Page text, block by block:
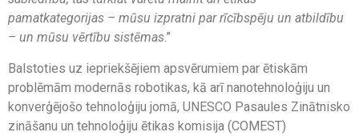
pamatkategorijas – mūsu izpratni par rīcībspēju un atbildību
– un mūsu vērtību sistēmas.”
Balstoties uz iepriekšējiem apsvērumiem par ētiskām
problēmām modernās robotikas, kā arī nanotehnoloģiju un
konverģējošo tehnoloģiju jomā, UNESCO Pasaules Zinātnisko
zināšanu un tehnoloģiju ētikas komisija (COMEST)